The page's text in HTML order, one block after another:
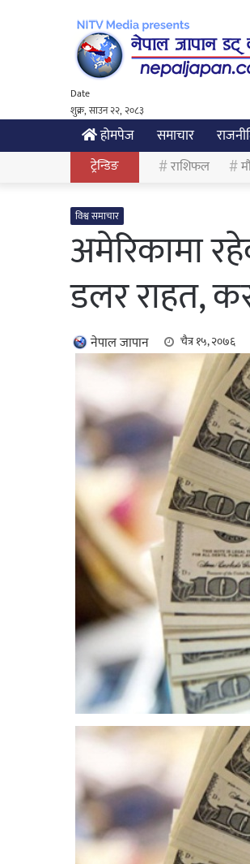
Date
शुक्र, साउन २२, २०८३
होमपेज समाचार
ट्रेन्डिङ राशिफल
विश्व समाचार
अमेरिकामा
डलर राहत,
नेपाल जापान चैत्र १५, २०७६